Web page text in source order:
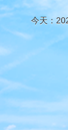
今天：